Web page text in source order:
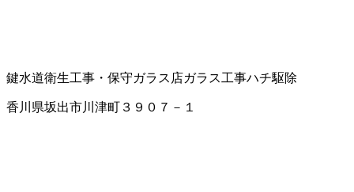
鍵水道衛生工事・保守ガラス店ガラス工事ハチ駆除
香川県坂出市川津町３９０７－１